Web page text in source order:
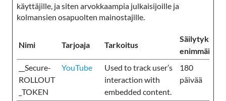
käyttäjille, ja siten arvokkaampia julkaisijoille ja
kolmansien osapuolten mainostajille.
Nimi Tarjoaja Tarkoitus
Säilytyksen
__Secure-
ROLLOUT
_TOKEN
YouTube
Used to track user’s
interaction with
embedded content.
180
päivää